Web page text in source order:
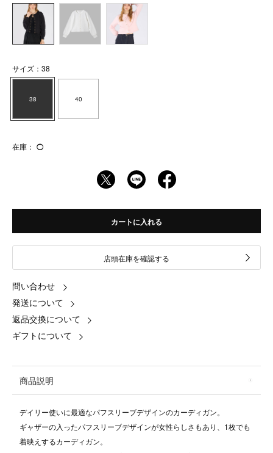
サイズ：38
38 40
在庫： ◯
カートに入れる
店頭在庫を確認する
問い合わせ
発送について
返品交換について
ギフトについて
商品説明
デイリー使いに最適なパフスリーブデザインのカーディガン。
ギャザーの入ったパフスリーブデザインが女性らしさもあり、1枚でも
着映えするカーディガン。